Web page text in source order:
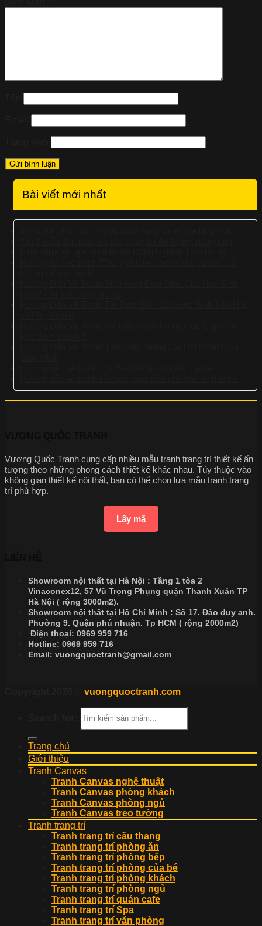
Bài viết mới nhất
Vương Quốc Tranh cung cấp nhiều mẫu tranh trang trí thiết kế ấn
tượng theo những phong cách thiết kế khác nhau. Túy thuộc vào
không gian thiết kế nội thất, bạn có thể chọn lựa mẫu tranh trang
trí phù hợp.
Lấy mã
Showroom nội thất tại Hà Nội : Tầng 1 tòa 2
Vinaconex12, 57 Vũ Trọng Phụng quận Thanh Xuân TP
Hà Nội ( rộng 3000m2).
Showroom nội thất tại Hồ Chí Minh : Số 17. Đào duy anh.
Phường 9. Quận phú nhuận. Tp HCM ( rộng 2000m2)
Điện thoại: 0969 959 716
Hotline: 0969 959 716
Email: vuongquoctranh@gmail.com
vuongquoctranh.com
Trang chủ
Giới thiệu
Tranh Canvas
Tranh Canvas nghệ thuật
Tranh Canvas phòng khách
Tranh Canvas phòng ngủ
Tranh Canvas treo tường
Tranh trang trí
Tranh trang trí cầu thang
Tranh trang trí phòng ăn
Tranh trang trí phòng bếp
Tranh trang trí phòng của bé
Tranh trang trí phòng khách
Tranh trang trí phòng ngủ
Tranh trang trí quán cafe
Tranh trang trí Spa
Tranh trang trí văn phòng